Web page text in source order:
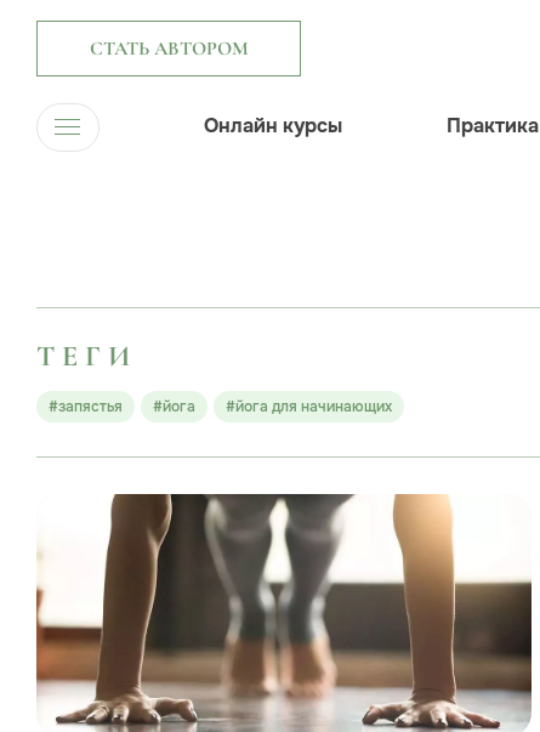
СТАТЬ АВТОРОМ
Онлайн курсы Практика
ТЕГИ
#запястья #йога #йога для начинающих